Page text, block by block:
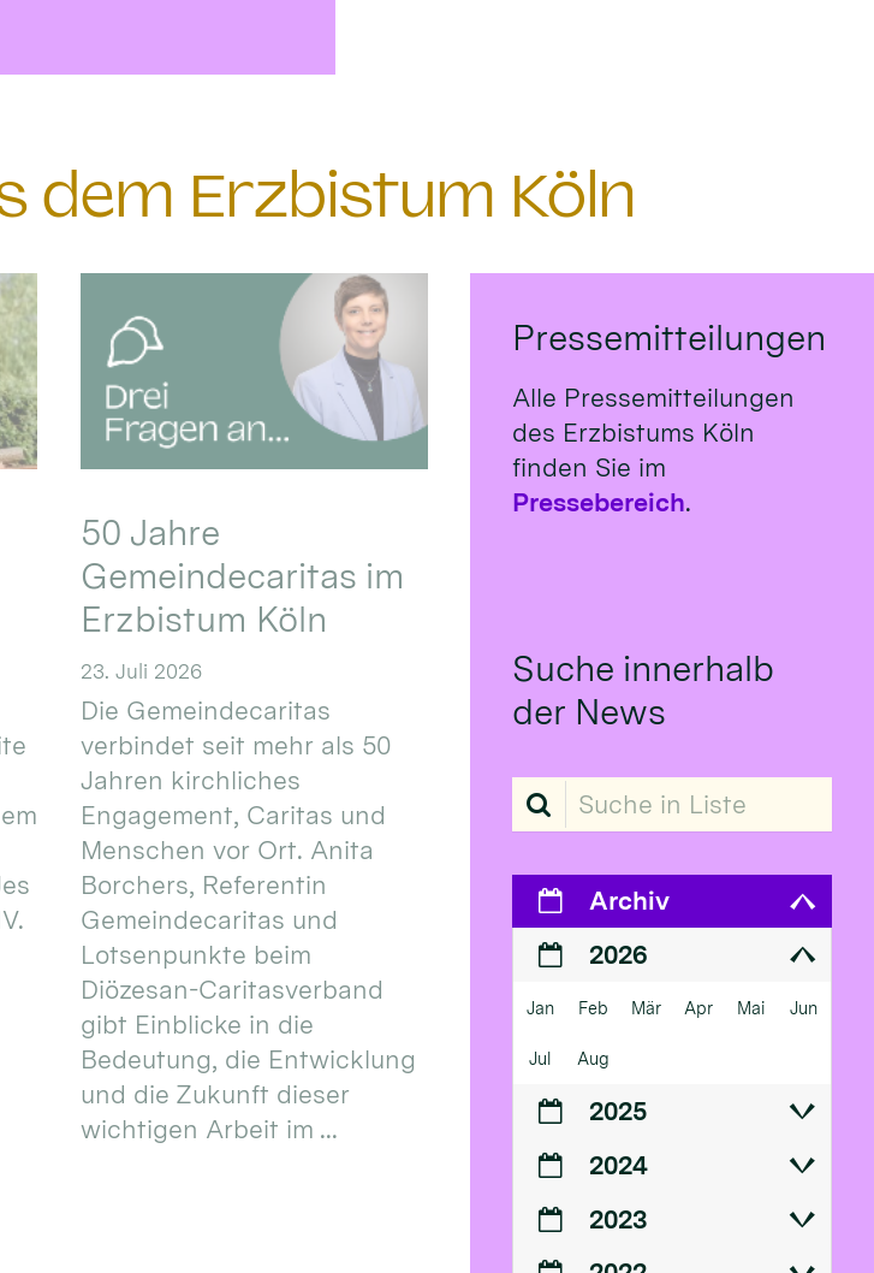
dem Erzbistum Köln
50 Jahre
Gemeindecaritas im
Erzbistum Köln
23. Juli 2026
Die Gemeindecaritas
verbindet seit mehr als 50
Jahren kirchliches
Engagement, Caritas und
Menschen vor Ort. Anita
Borchers, Referentin
Gemeindecaritas und
Lotsenpunkte beim
Diözesan-Caritasverband
gibt Einblicke in die
Bedeutung, die Entwicklung
und die Zukunft dieser
wichtigen Arbeit im ...
Pressemitteilungen
Alle Pressemitteilungen
des Erzbistums Köln
finden Sie im
Pressebereich.
Suche innerhalb
der News
Suche in Liste
Archiv
2026
Jan Feb Mär Apr Mai Jun
Jul Aug
2025
2024
2023